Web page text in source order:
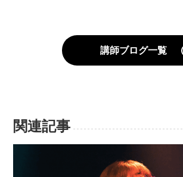
講師ブログ一覧
関連記事